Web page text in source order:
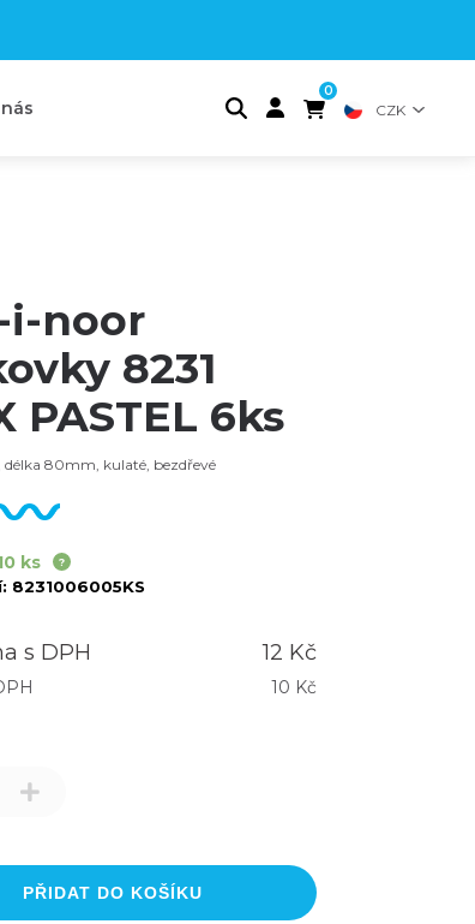
0
CZK
i-noor
8231
PASTEL 6ks
délka 80mm, kulaté, bezdřevé
ks
8231006005KS
s DPH 12 Kč
10 Kč
PŘIDAT DO KOŠÍKU